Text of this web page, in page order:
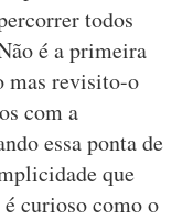
todos
é a primeira
mas revisito-o
com a
essa ponta de
que
curioso como o